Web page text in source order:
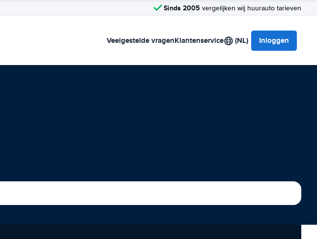
Sinds 2005 vergelijken wij huurauto tarieven
Veelgestelde vragenKlantenservice (NL) Inloggen